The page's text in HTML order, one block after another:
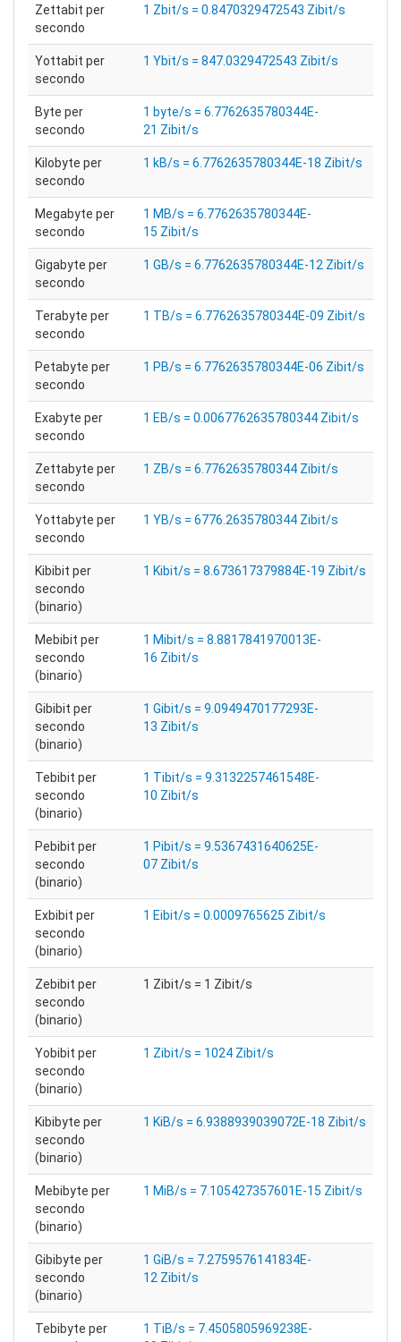
Zettabit per
secondo
1 Zbit/s = 0.8470329472543 Zibit/s
Yottabit per
secondo
1 Ybit/s = 847.0329472543 Zibit/s
Byte per
secondo
1 byte/s = 6.7762635780344E-
21 Zibit/s
Kilobyte per
secondo
1 kB/s = 6.7762635780344E-18 Zibit/s
Megabyte per
secondo
1 MB/s = 6.7762635780344E-
15 Zibit/s
Gigabyte per
secondo
1 GB/s = 6.7762635780344E-12 Zibit/s
Terabyte per
secondo
1 TB/s = 6.7762635780344E-09 Zibit/s
Petabyte per
secondo
1 PB/s = 6.7762635780344E-06 Zibit/s
Exabyte per
secondo
1 EB/s = 0.0067762635780344 Zibit/s
Zettabyte per
secondo
1 ZB/s = 6.7762635780344 Zibit/s
Yottabyte per
secondo
1 YB/s = 6776.2635780344 Zibit/s
Kibibit per
secondo
(binario)
1 Kibit/s = 8.673617379884E-19 Zibit/s
Mebibit per
secondo
(binario)
1 Mibit/s = 8.8817841970013E-
16 Zibit/s
Gibibit per
secondo
(binario)
1 Gibit/s = 9.0949470177293E-
13 Zibit/s
Tebibit per
secondo
(binario)
1 Tibit/s = 9.3132257461548E-
10 Zibit/s
Pebibit per
secondo
(binario)
1 Pibit/s = 9.5367431640625E-
07 Zibit/s
Exbibit per
secondo
(binario)
1 Eibit/s = 0.0009765625 Zibit/s
Zebibit per
secondo
(binario)
1 Zibit/s = 1 Zibit/s
Yobibit per
secondo
(binario)
1 Zibit/s = 1024 Zibit/s
Kibibyte per
secondo
(binario)
1 KiB/s = 6.9388939039072E-18 Zibit/s
Mebibyte per
secondo
(binario)
1 MiB/s = 7.105427357601E-15 Zibit/s
Gibibyte per
secondo
(binario)
1 GiB/s = 7.2759576141834E-
12 Zibit/s
Tebibyte per
1 TiB/s = 7.4505805969238E-